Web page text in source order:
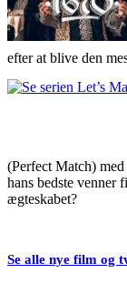
efter at blive den
(Perfect Match)
hans bedste venner
ægteskabet?
Se alle nye film og